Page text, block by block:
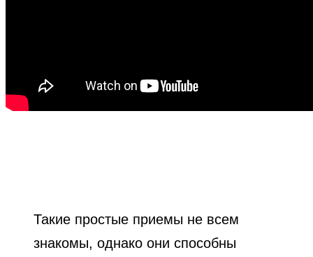
Такие простые приемы не всем
знакомы, однако они способны